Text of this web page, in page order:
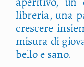
libreria, una
crescere
misura di
bello e sano.